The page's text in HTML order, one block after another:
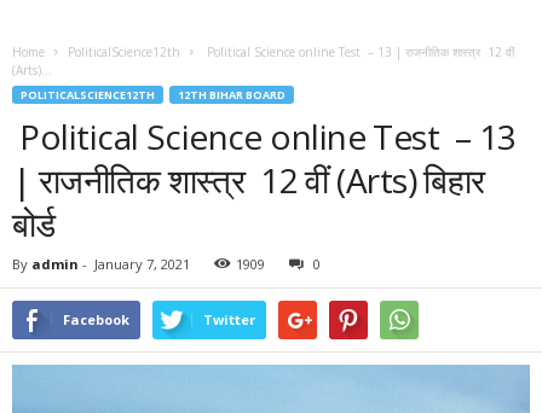
Home PoliticalScience12th
Political Science online Test – 13 | राजनीतिक शास्त्र 12 वीं
(Arts)...
POLITICALSCIENCE12TH 12TH BIHAR BOARD
Political Science online Test – 13
| राजनीतिक शास्त्र 12 वीं (Arts) बिहार
बोर्ड
By admin - January 7, 2021 1909 0
Facebook Twitter